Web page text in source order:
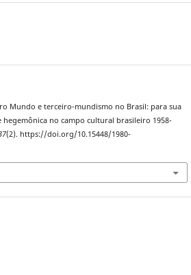
Mundo e terceiro-mundismo no Brasil: para sua
no campo cultural brasileiro 1958-
(2). https://doi.org/10.15448/1980-